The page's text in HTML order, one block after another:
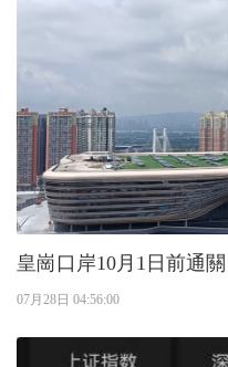
皇崗口岸10月1日前通
07月28日 04:56:00